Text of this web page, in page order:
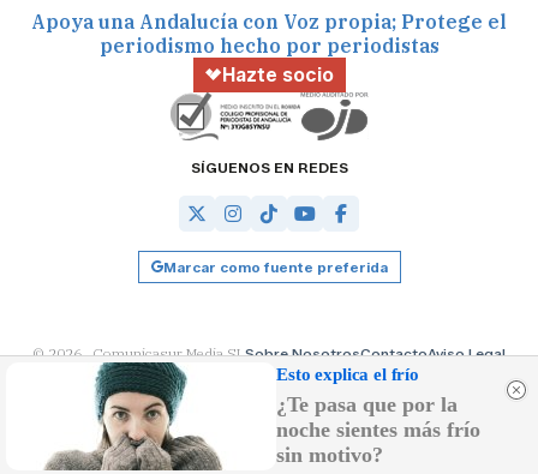
Apoya una Andalucía con Voz propia; Protege el
periodismo hecho por periodistas
Hazte socio
SÍGUENOS EN REDES
Marcar como fuente preferida
© 2026 Comunicasur Media SLSobre NosotrosContactoAviso Legal
Política de Cookies
Desarrollado porOA Cloud
Esto explica el frío
¿Te pasa que por la
noche sientes más frío
sin motivo?